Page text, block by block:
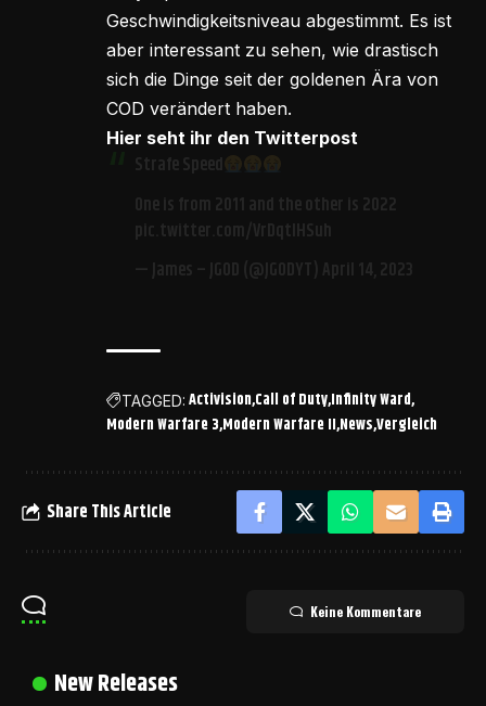
Geschwindigkeitsniveau abgestimmt. Es ist
aber interessant zu sehen, wie drastisch
sich die Dinge seit der goldenen Ära von
COD verändert haben.
Hier seht ihr den Twitterpost
TAGGED: Activision Call of DutyInfinity Ward
Modern Warfare 3 Modern Warfare II NewsVergleich
Share This Article
Keine Kommentare
New Releases